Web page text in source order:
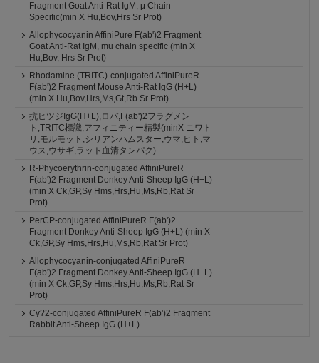
Fragment Goat Anti-Rat IgM, μ Chain
Specific(min X Hu,Bov,Hrs Sr Prot)
Allophycocyanin AffiniPure F(ab')2 Fragment
Goat Anti-Rat IgM, mu chain specific (min X
Hu,Bov, Hrs Sr Prot)
Rhodamine (TRITC)-conjugated AffiniPureR
F(ab')2 Fragment Mouse Anti-Rat IgG (H+L)
(min X Hu,Bov,Hrs,Ms,Gt,Rb Sr Prot)
抗ヒツジIgG(H+L),ロバ,F(ab')2フラグメン
ト,TRITC標識,アフィニティー精製(minX ニワト
リ,モルモット,シリアンハムスター,ウマ,ヒト,マ
ウス,ウサギ,ラット血清タンパク)
R-Phycoerythrin-conjugated AffiniPureR
F(ab')2 Fragment Donkey Anti-Sheep IgG (H+L)
(min X Ck,GP,Sy Hms,Hrs,Hu,Ms,Rb,Rat Sr
Prot)
PerCP-conjugated AffiniPureR F(ab')2
Fragment Donkey Anti-Sheep IgG (H+L) (min X
Ck,GP,Sy Hms,Hrs,Hu,Ms,Rb,Rat Sr Prot)
Allophycocyanin-conjugated AffiniPureR
F(ab')2 Fragment Donkey Anti-Sheep IgG (H+L)
(min X Ck,GP,Sy Hms,Hrs,Hu,Ms,Rb,Rat Sr
Prot)
Cy?2-conjugated AffiniPureR F(ab')2 Fragment
Rabbit Anti-Sheep IgG (H+L)